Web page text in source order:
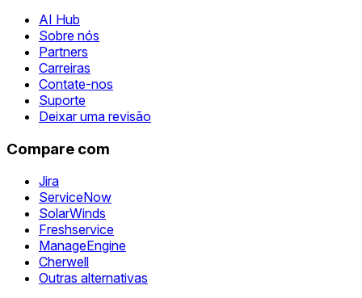
AI Hub
Sobre nós
Partners
Carreiras
Contate-nos
Suporte
Deixar uma revisão
Compare com
Jira
ServiceNow
SolarWinds
Freshservice
ManageEngine
Cherwell
Outras alternativas